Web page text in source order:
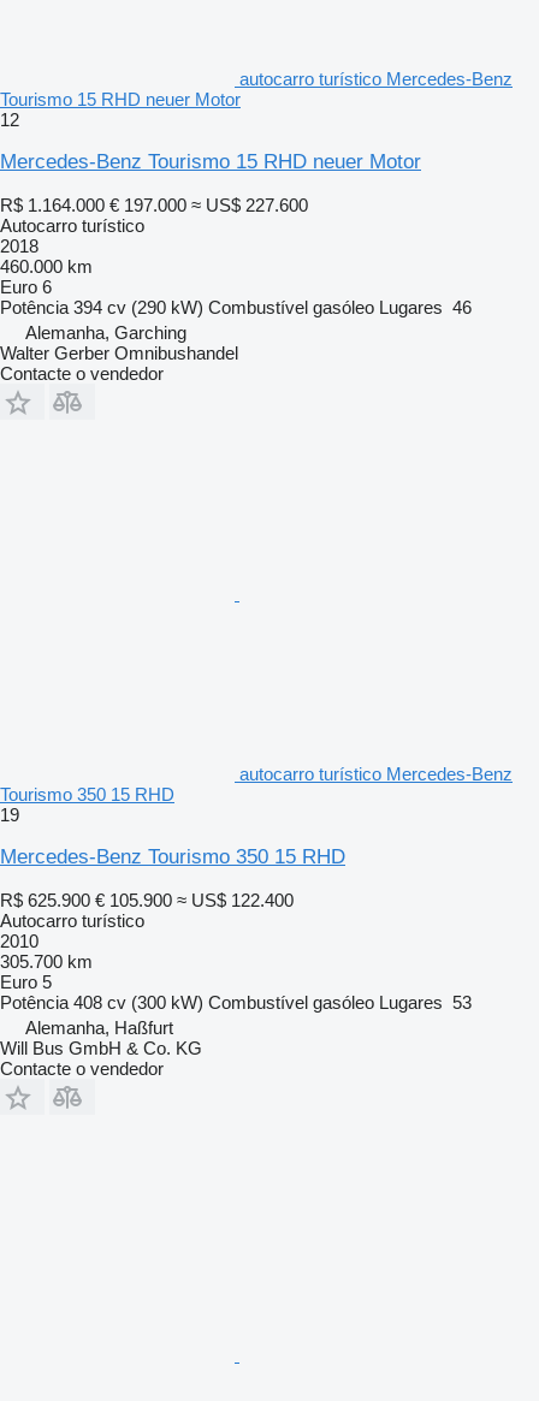
autocarro turístico Mercedes-Benz
Tourismo 15 RHD neuer Motor
12
Mercedes-Benz Tourismo 15 RHD neuer Motor
R$ 1.164.000 € 197.000 ≈ US$ 227.600
Autocarro turístico
2018
460.000 km
Euro 6
Potência 394 cv (290 kW) Combustível gasóleo Lugares 46
Alemanha, Garching
Walter Gerber Omnibushandel
Contacte o vendedor
autocarro turístico Mercedes-Benz
Tourismo 350 15 RHD
19
Mercedes-Benz Tourismo 350 15 RHD
R$ 625.900 € 105.900 ≈ US$ 122.400
Autocarro turístico
2010
305.700 km
Euro 5
Potência 408 cv (300 kW) Combustível gasóleo Lugares 53
Alemanha, Haßfurt
Will Bus GmbH & Co. KG
Contacte o vendedor